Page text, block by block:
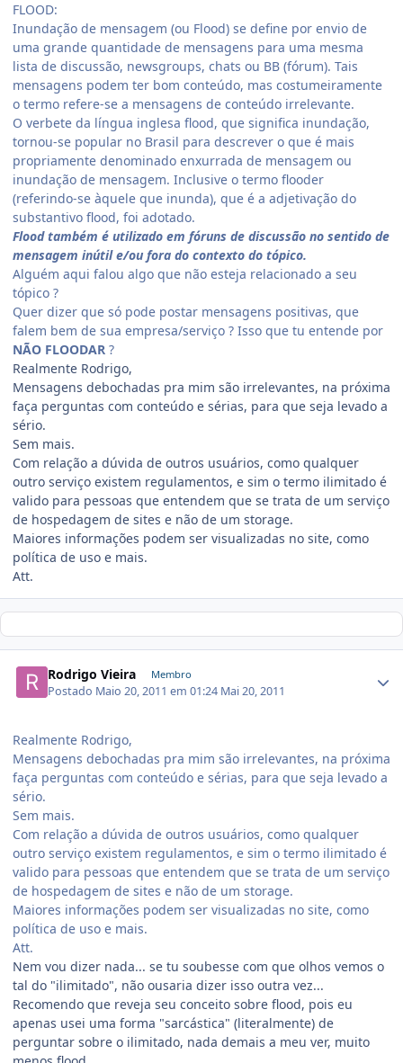
FLOOD:
Inundação de mensagem (ou Flood) se define por envio de
uma grande quantidade de mensagens para uma mesma
lista de discussão, newsgroups, chats ou BB (fórum). Tais
mensagens podem ter bom conteúdo, mas costumeiramente
o termo refere-se a mensagens de conteúdo irrelevante.
O verbete da língua inglesa flood, que significa inundação,
tornou-se popular no Brasil para descrever o que é mais
propriamente denominado enxurrada de mensagem ou
inundação de mensagem. Inclusive o termo flooder
(referindo-se àquele que inunda), que é a adjetivação do
substantivo flood, foi adotado.
Flood também é utilizado em fóruns de discussão no sentido de
mensagem inútil e/ou fora do contexto do tópico.
Alguém aqui falou algo que não esteja relacionado a seu
tópico ?
Quer dizer que só pode postar mensagens positivas, que
falem bem de sua empresa/serviço ? Isso que tu entende por
NÃO FLOODAR ?
Realmente Rodrigo,
Mensagens debochadas pra mim são irrelevantes, na próxima
faça perguntas com conteúdo e sérias, para que seja levado a
sério.
Sem mais.
Com relação a dúvida de outros usuários, como qualquer
outro serviço existem regulamentos, e sim o termo ilimitado é
valido para pessoas que entendem que se trata de um serviço
de hospedagem de sites e não de um storage.
Maiores informações podem ser visualizadas no site, como
política de uso e mais.
Att.
Rodrigo Vieira Membro
Postado Maio 20, 2011 em 01:24 Mai 20, 2011
Realmente Rodrigo,
Mensagens debochadas pra mim são irrelevantes, na próxima
faça perguntas com conteúdo e sérias, para que seja levado a
sério.
Sem mais.
Com relação a dúvida de outros usuários, como qualquer
outro serviço existem regulamentos, e sim o termo ilimitado é
valido para pessoas que entendem que se trata de um serviço
de hospedagem de sites e não de um storage.
Maiores informações podem ser visualizadas no site, como
política de uso e mais.
Att.
Nem vou dizer nada... se tu soubesse com que olhos vemos o
tal do "ilimitado", não ousaria dizer isso outra vez...
Recomendo que reveja seu conceito sobre flood, pois eu
apenas usei uma forma "sarcástica" (literalmente) de
perguntar sobre o ilimitado, nada demais a meu ver, muito